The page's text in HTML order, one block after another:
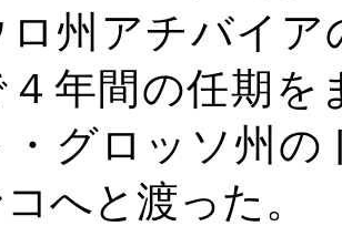
ロ州アチバイ
４年間の任期
・グロッソ州
へと渡った。